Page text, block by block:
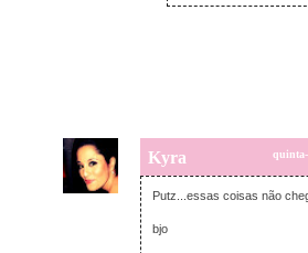
Kyra quinta-
Putz...essas coisas não
bjo